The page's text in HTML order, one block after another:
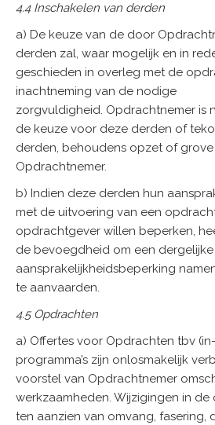
4.4 Inschakelen van derden
a) De keuze van de door
derden zal, waar mogelijk en in
geschieden in overleg met de
inachtneming van de nodige
zorgvuldigheid. Opdrachtnemer is
de keuze voor deze derden of
derden, behoudens opzet of
Opdrachtnemer.
b) Indien deze derden hun
met de uitvoering van een
opdrachtgever willen beperken,
de bevoegdheid om een dergelijke
aansprakelijkheidsbeperking
te aanvaarden.
4.5 Opdrachten
a) Offertes voor Opdrachten tbv
programma’s zijn onlosmakelijk
voorstel van Opdrachtnemer
werkzaamheden. Wijzigingen in
ten aanzien van omvang, fasering,